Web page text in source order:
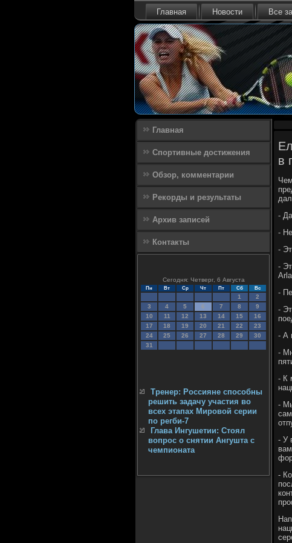
Главная Новости Все
Главная
Спортивные достижения
Обзор, комментарии
Рекорды и результаты
Архив записей
Контакты
Сегодня: Четверг, 6 Августа
Пн Вт Ср Чт Пт Сб Вс
1
2
3
4 5 6 7 8
9
10
11 12 13 14 15
16
17
18 19 20 21 22
23
24
25 26 27 28 29
30
31
Тренер: Россияне способны
решить задачу участия во
всех этапах Мировой серии
по регби-7
Глава Ингушетии: Стоял
вопрос о снятии Ангушта с
чемпионата
в
-
-
-
-
-
-
- А
-
- К
-
- У
-